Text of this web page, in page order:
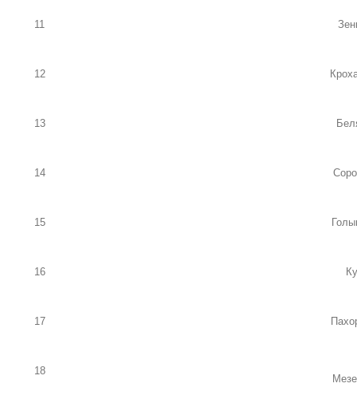
11
12
13
14
15
16
17
18